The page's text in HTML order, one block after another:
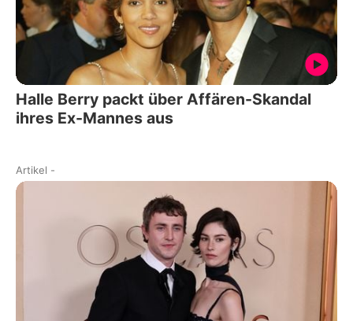
Halle Berry packt über Affären-Skandal
ihres Ex-Mannes aus
Artikel -